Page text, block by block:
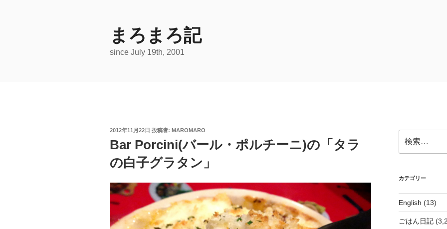
まろまろ記
since July 19th, 2001
投
日:
2012年11月22日 投稿者: MAROMARO
Bar Porcini(バール・ポルチーニ)の「タラ
の白子グラタン」
索:
カテゴリー
English (13)
ごはん日記